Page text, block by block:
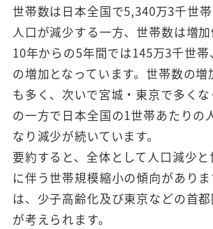
世帯数は日本全国で5,340万3千世帯
人口が減少する一方、世帯数は増
10年からの5年間では145万3千世
の増加となっています。世帯数の
も多く、次いで宮城・東京で多くな
の一方で日本全国の1世帯あたりの
なり減少が続いています。
要約すると、全体として人口減少
に伴う世帯規模縮小の傾向があり
は、少子高齢化及び東京などの首
が考えられます。